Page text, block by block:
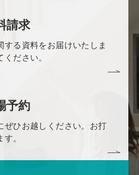
請求
る資料をお届けいたしま
ださい。
予約
ぜひお越しください。お打
。